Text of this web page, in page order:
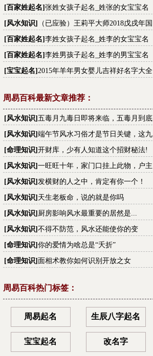
名字大全
[百家姓起名] 张姓女孩子起名_姓张的女宝宝名
字_张姓高分名字大全
[风水知识]
（已应验）王莉平大师2018戊戌年国
际国内大事件预测
[百家姓起名] 李姓女孩子起名_姓李的女宝宝名
字_李姓高分名字大全
[百家姓起名] 李姓男孩子起名_姓李的男宝宝名
字_李姓高分名字大全
[宝宝起名] 2015年羊年男女婴儿吉祥好名字大全
周易百科最新文章推荐：
[风水知识] 五毒月九毒日即将来临，五毒月到底
有多毒？男女禁忌不可不知！
[风水知识] 端午节风水习俗才是节日关键，这九
大禁忌你不可不知!
[命理知识] 开财库，少有人知道这个招财秘法!
[风水知识] 一旺旺十年，家门口挂上此物，户主
越住越有钱
[风水知识] 发横财的人之中，肯定有你一个！
[风水知识] 天生老板命，说的就是你吗
[风水知识] 厨房影响风水最重要的居然是...
[风水知识] 不得不防范，风水还能使你的变
丑？！
[命理知识] 你的爱情为啥总是“夭折”
[命理知识] 面相术教你如何识别开放之女
周易百科热门标签：
周易起名 生辰八字起名
宝宝起名 改名字